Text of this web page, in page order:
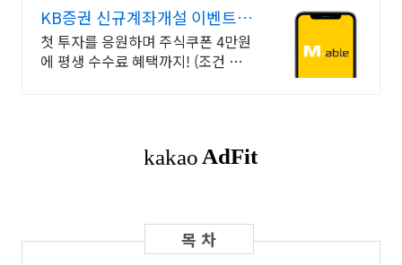
KB증권 신규계좌개설 이벤트
국내주식쿠폰 최대 5만원
첫 투자를 응원하며 주식쿠폰 4만원
에 평생 수수료 혜택까지! (조건 충